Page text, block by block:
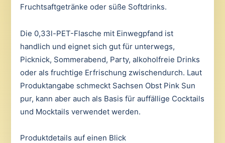
Fruchtsaftgetränke oder süße Softdrinks.
Die 0,33l-PET-Flasche mit Einwegpfand ist
handlich und eignet sich gut für unterwegs,
Picknick, Sommerabend, Party, alkoholfreie Drinks
oder als fruchtige Erfrischung zwischendurch. Laut
Produktangabe schmeckt Sachsen Obst Pink Sun
pur, kann aber auch als Basis für auffällige Cocktails
und Mocktails verwendet werden.
Produktdetails auf einen Blick